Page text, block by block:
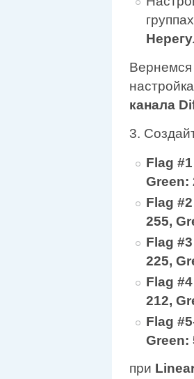
Вернемся
канала
3.
Flag
Green:
Flag
255,
Flag
225,
Flag
212,
Flag
Green:
при